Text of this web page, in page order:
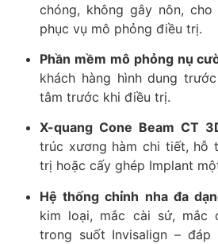
chóng, không gây nôn,
phục vụ mô phỏng điều trị.
Phần mềm mô phỏng nụ
khách hàng hình dung
tâm trước khi điều trị.
X-quang Cone Beam CT
trúc xương hàm chi tiết, hỗ
trị hoặc cấy ghép Implant
Hệ thống chỉnh nha đa
kim loại, mắc cài sứ, mắc
trong suốt Invisalign –